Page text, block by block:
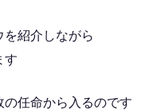
を紹介しながら
す
任命から入るのです